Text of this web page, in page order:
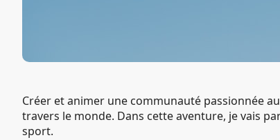
Créer et animer une communauté passionnée
travers le monde. Dans cette aventure, je vais
sport.